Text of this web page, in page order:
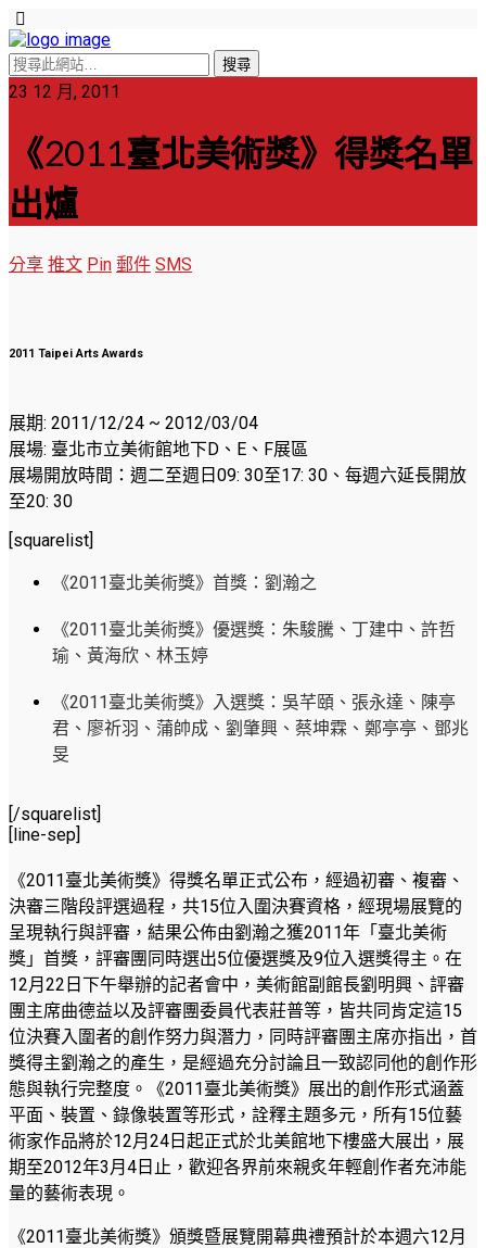
23 12 月, 2011
《2011臺北美術獎》得獎名單
出爐
分享 推文 Pin 郵件 SMS
2011 Taipei Arts Awards
展期: 2011/12/24 ~ 2012/03/04
展場: 臺北市立美術館地下D、E、F展區
展場開放時間：週二至週日09: 30至17: 30、每週六延長開放
至20: 30
[squarelist]
《2011臺北美術獎》首獎：劉瀚之
《2011臺北美術獎》優選獎：朱駿騰、丁建中、許哲
瑜、黃海欣、林玉婷
《2011臺北美術獎》入選獎：吳芊頤、張永達、陳亭
君、廖祈羽、蒲帥成、劉肇興、蔡坤霖、鄭亭亭、鄧兆
旻
[/squarelist]
[line-sep]
《2011臺北美術獎》得獎名單正式公布，經過初審、複審、
決審三階段評選過程，共15位入圍決賽資格，經現場展覽的
呈現執行與評審，結果公佈由劉瀚之獲2011年「臺北美術
獎」首獎，評審團同時選出5位優選獎及9位入選獎得主。在
12月22日下午舉辦的記者會中，美術館副館長劉明興、評審
團主席曲德益以及評審團委員代表莊普等，皆共同肯定這15
位決賽入圍者的創作努力與潛力，同時評審團主席亦指出，首
獎得主劉瀚之的產生，是經過充分討論且一致認同他的創作形
態與執行完整度。《2011臺北美術獎》展出的創作形式涵蓋
平面、裝置、錄像裝置等形式，詮釋主題多元，所有15位藝
術家作品將於12月24日起正式於北美館地下樓盛大展出，展
期至2012年3月4日止，歡迎各界前來親炙年輕創作者充沛能
量的藝術表現。
《2011臺北美術獎》頒獎暨展覽開幕典禮預計於本週六12月